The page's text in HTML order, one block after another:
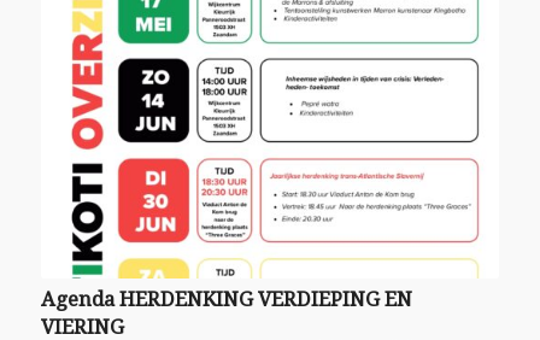
Agenda HERDENKING VERDIEPING EN
VIERING